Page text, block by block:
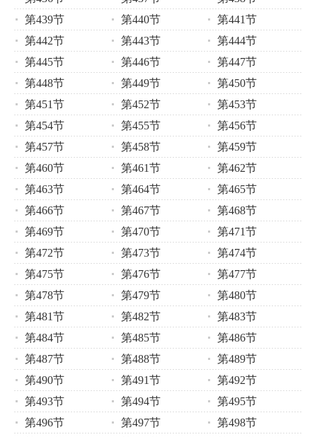
第439节
第440节
第441节
第442节
第443节
第444节
第445节
第446节
第447节
第448节
第449节
第450节
第451节
第452节
第453节
第454节
第455节
第456节
第457节
第458节
第459节
第460节
第461节
第462节
第463节
第464节
第465节
第466节
第467节
第468节
第469节
第470节
第471节
第472节
第473节
第474节
第475节
第476节
第477节
第478节
第479节
第480节
第481节
第482节
第483节
第484节
第485节
第486节
第487节
第488节
第489节
第490节
第491节
第492节
第493节
第494节
第495节
第496节
第497节
第498节